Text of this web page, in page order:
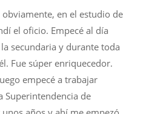
en el estudio de
el oficio. Empecé al día
secundaria y durante toda
Fue súper enriquecedor.
empecé a trabajar
Superintendencia de